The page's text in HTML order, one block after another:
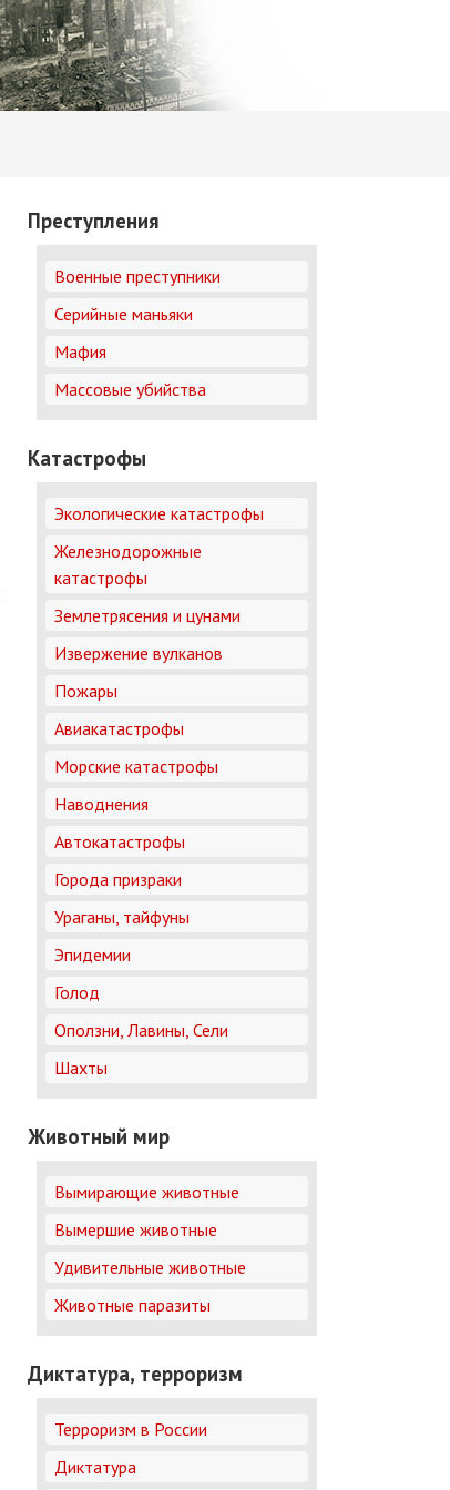
Преступления
Военные преступники
Серийные маньяки
Мафия
Массовые убийства
Катастрофы
Экологические катастрофы
Железнодорожные
катастрофы
Землетрясения и цунами
Извержение вулканов
Пожары
Авиакатастрофы
Морские катастрофы
Наводнения
Автокатастрофы
Города призраки
Ураганы, тайфуны
Эпидемии
Голод
Оползни, Лавины, Сели
Шахты
Животный мир
Вымирающие животные
Вымершие животные
Удивительные животные
Животные паразиты
Диктатура, терроризм
Терроризм в России
Диктатура